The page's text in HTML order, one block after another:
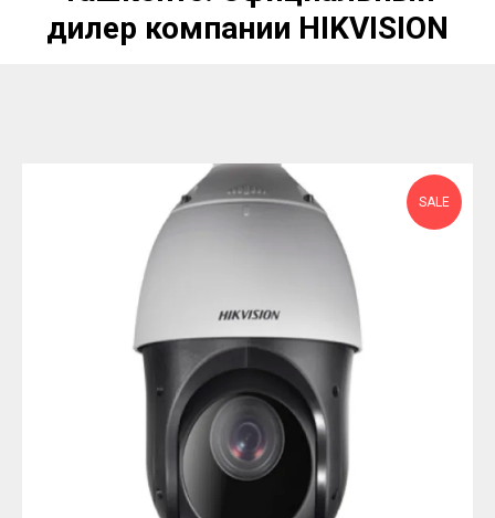
дилер компании HIKVISION
SALE